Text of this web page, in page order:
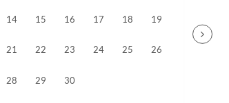
14 15 16 17 18 19
21 22 23 24 25 26
28 29 30